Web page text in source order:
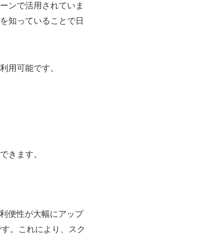
ンで活用されていま
知っていることで日
用可能です。
きます。
便性が大幅にアップ
。これにより、スク